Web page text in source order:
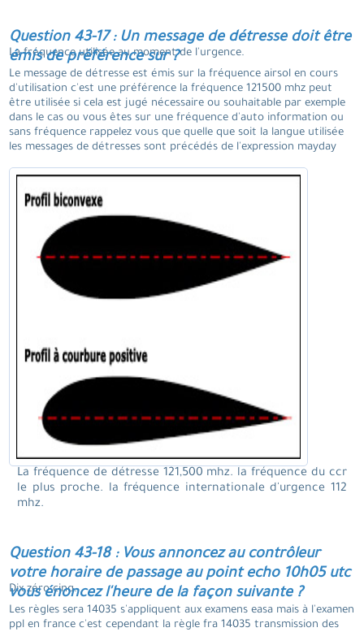
Question 43-17 : Un message de détresse doit être
émis de préférence sur ?
La fréquence utilisée au moment de l'urgence.
Le message de détresse est émis sur la fréquence airsol en cours
d'utilisation c'est une préférence la fréquence 121500 mhz peut
être utilisée si cela est jugé nécessaire ou souhaitable par exemple
dans le cas ou vous êtes sur une fréquence d'auto information ou
sans fréquence rappelez vous que quelle que soit la langue utilisée
les messages de détresses sont précédés de l'expression mayday
La fréquence de détresse 121,500 mhz. la fréquence du ccr
le plus proche. la fréquence internationale d'urgence 112
mhz.
Question 43-18 : Vous annoncez au contrôleur
votre horaire de passage au point echo 10h05 utc
vous énoncez l'heure de la façon suivante ?
Dix zéro cinq.
Les règles sera 14035 s'appliquent aux examens easa mais à l'examen
ppl en france c'est cependant la règle fra 14035 transmission des